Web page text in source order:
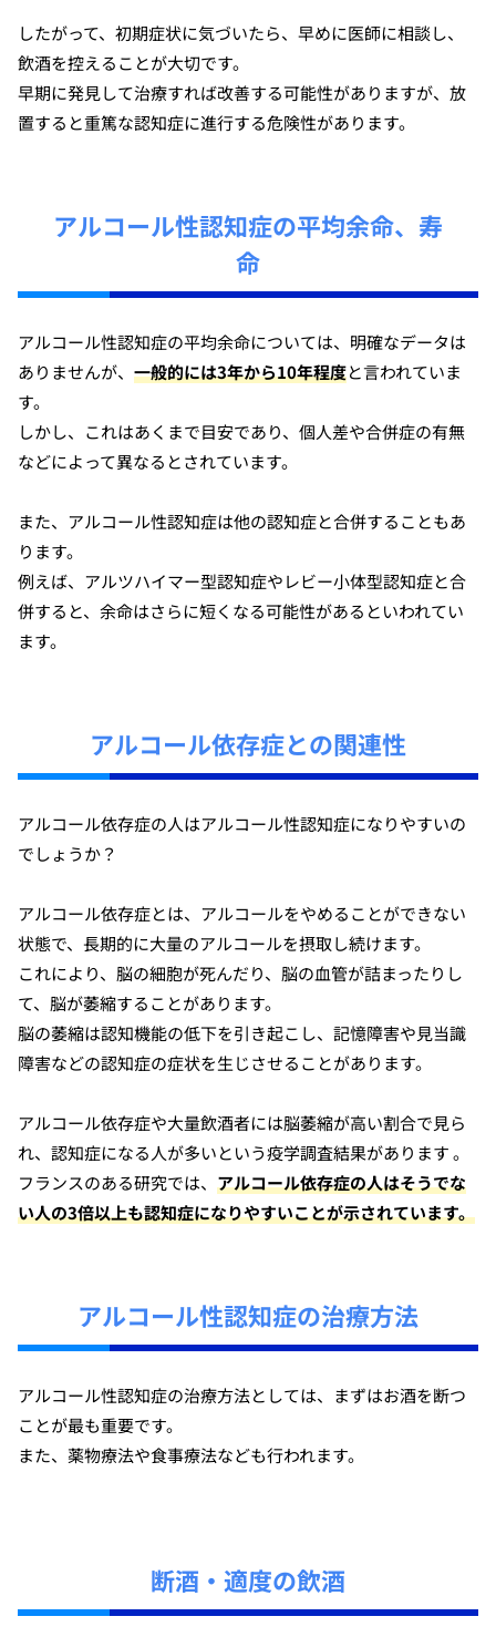
したがって、初期症状に気づいたら、早めに医師に相談し、
飲酒を控えることが大切です。
早期に発見して治療すれば改善する可能性がありますが、放
置すると重篤な認知症に進行する危険性があります。
アルコール性認知症の平均余命、寿
命
アルコール性認知症の平均余命については、明確なデータは
ありませんが、 一般的には3年から10年程度と言われていま
す。
しかし、これはあくまで目安であり、個人差や合併症の有無
などによって異なるとされています。
また、アルコール性認知症は他の認知症と合併することもあ
ります。
例えば、アルツハイマー型認知症やレビー小体型認知症と合
併すると、余命はさらに短くなる可能性があるといわれてい
ます。
アルコール依存症との関連性
アルコール依存症の人はアルコール性認知症になりやすいの
でしょうか？
アルコール依存症とは、アルコールをやめることができない
状態で、長期的に大量のアルコールを摂取し続けます。
これにより、脳の細胞が死んだり、脳の血管が詰まったりし
て、脳が萎縮することがあります。
脳の萎縮は認知機能の低下を引き起こし、記憶障害や見当識
障害などの認知症の症状を生じさせることがあります。
アルコール依存症や大量飲酒者には脳萎縮が高い割合で見ら
れ、認知症になる人が多いという疫学調査結果があります 。
フランスのある研究では、 アルコール依存症の人はそうでな
い人の3倍以上も認知症になりやすいことが示されています。
アルコール性認知症の治療方法
アルコール性認知症の治療方法としては、まずはお酒を断つ
ことが最も重要です。
また、薬物療法や食事療法なども行われます。
断酒・適度の飲酒